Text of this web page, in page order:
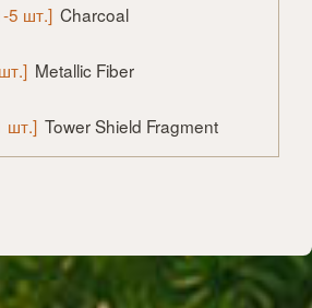
5 шт.] Charcoal
Metallic Fiber
шт.] Tower Shield Fragment